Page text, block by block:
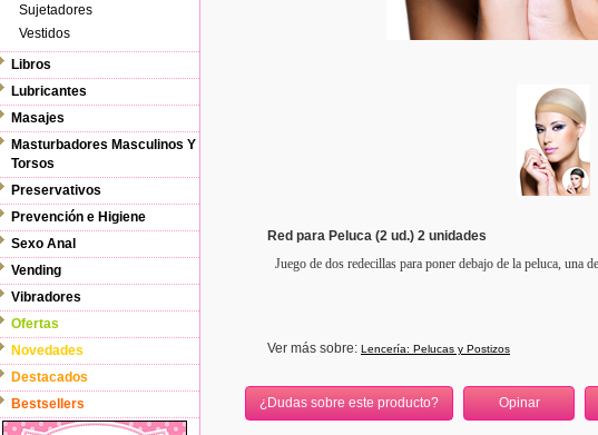
Sujetadores
Vestidos
Libros
Lubricantes
Masajes
Masturbadores Masculinos Y
Torsos
Preservativos
Prevención e Higiene
Sexo Anal
Vending
Vibradores
Ofertas
Novedades
Destacados
Bestsellers
Red para Peluca (2 ud.) 2 unidades
Juego de dos redecillas para poner debajo de la peluca, una
Ver más sobre: Lencería: Pelucas y Postizos
¿Dudas sobre este producto?